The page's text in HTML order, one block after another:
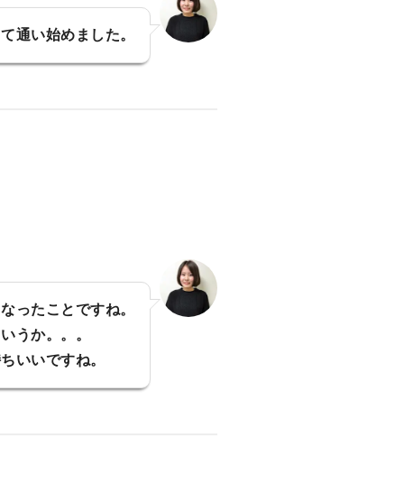
通い始めました。
ったことですね。
うか。。。
いいですね。